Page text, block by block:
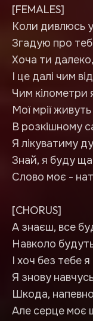
[FEMALES]
Коли дивлюсь
Згадую про
Хоча ти далеко,
І це далі чим
Чим кілометри
Мої мрії
В розкішному
Я лікуватиму
Знай, я буду
Слово моє -
[CHORUS]
А знаєш, все
Навколо
І хоч без тебе я
Я знову
Шкода,
Але серце моє